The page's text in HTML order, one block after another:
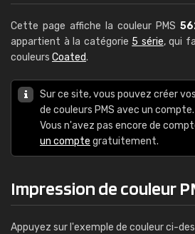
Cette page affiche la couleur PMS
appartient à la catégorie 5 série, qui
couleurs Coated.
Sur ce site, vous pouvez créer
de couleurs PMS avec un compte.
Vous n'avez pas encore de
un compte gratuitement.
Impression de couleur
Appuyez sur l'exemple de couleur ci-